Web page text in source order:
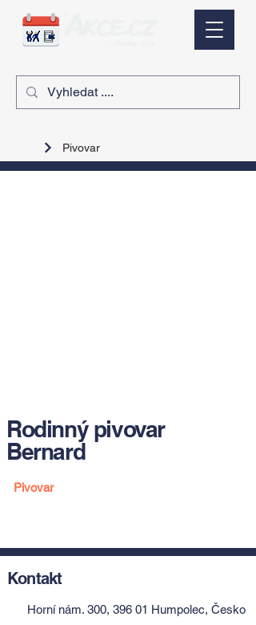
Pivovar
Rodinný pivovar
Bernard
Pivovar
Kontakt
Horní nám. 300, 396 01 Humpolec, Česko